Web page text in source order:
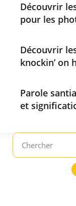
Découvrir
pour les
Découvrir
knockin’ on
Parole
et